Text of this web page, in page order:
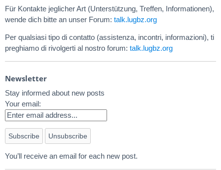
Für Kontakte jeglicher Art (Unterstützung, Treffen, Informationen),
wende dich bitte an unser Forum: talk.lugbz.org
Per qualsiasi tipo di contatto (assistenza, incontri, informazioni), ti
preghiamo di rivolgerti al nostro forum: talk.lugbz.org
Newsletter
Stay informed about new posts
Your email:
You’ll receive an email for each new post.